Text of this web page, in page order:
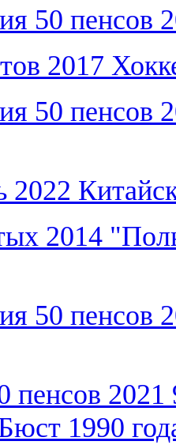
50 пенсов
2017
50 пенсов
2014
50 пенсов
пенсов
1990